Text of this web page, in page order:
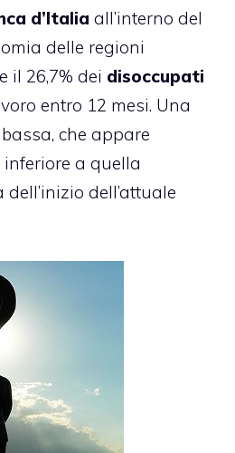
d’Italia all’interno del
delle regioni
il 26,7% dei disoccupati
entro 12 mesi. Una
che appare
a quella
dell’attuale